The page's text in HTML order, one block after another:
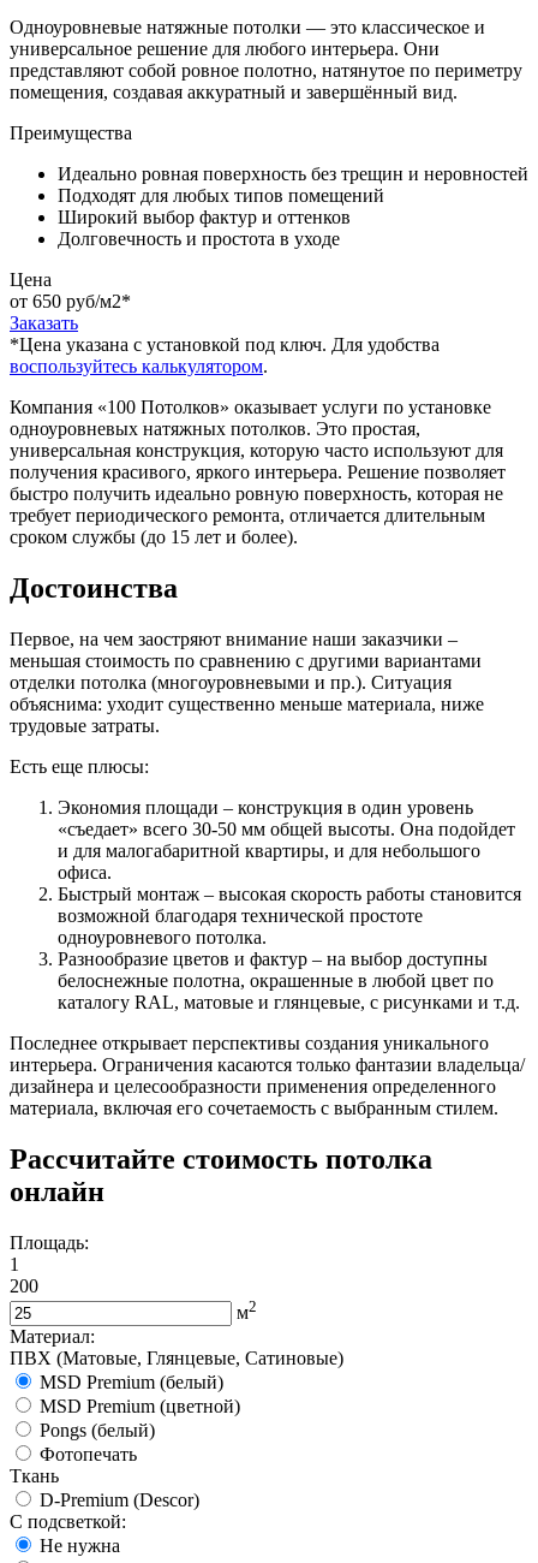
Одноуровневые натяжные потолки — это классическое и
универсальное решение для любого интерьера. Они
представляют собой ровное полотно, натянутое по периметру
помещения, создавая аккуратный и завершённый вид.
Преимущества
Идеально ровная поверхность без трещин и неровностей
Подходят для любых типов помещений
Широкий выбор фактур и оттенков
Долговечность и простота в уходе
Цена
от 650 руб/м2*
Заказать
*Цена указана c установкой под ключ. Для удобства
воспользуйтесь калькулятором.
Компания «100 Потолков» оказывает услуги по установке
одноуровневых натяжных потолков. Это простая,
универсальная конструкция, которую часто используют для
получения красивого, яркого интерьера. Решение позволяет
быстро получить идеально ровную поверхность, которая не
требует периодического ремонта, отличается длительным
сроком службы (до 15 лет и более).
Достоинства
Первое, на чем заостряют внимание наши заказчики –
меньшая стоимость по сравнению с другими вариантами
отделки потолка (многоуровневыми и пр.). Ситуация
объяснима: уходит существенно меньше материала, ниже
трудовые затраты.
Есть еще плюсы:
Экономия площади – конструкция в один уровень
«съедает» всего 30-50 мм общей высоты. Она подойдет
и для малогабаритной квартиры, и для небольшого
офиса.
Быстрый монтаж – высокая скорость работы становится
возможной благодаря технической простоте
одноуровневого потолка.
Разнообразие цветов и фактур – на выбор доступны
белоснежные полотна, окрашенные в любой цвет по
каталогу RAL, матовые и глянцевые, с рисунками и т.д.
Последнее открывает перспективы создания уникального
интерьера. Ограничения касаются только фантазии владельца/
дизайнера и целесообразности применения определенного
материала, включая его сочетаемость с выбранным стилем.
Рассчитайте стоимость потолка
онлайн
Площадь:
1
200
м2
Материал:
ПВХ (Матовые, Глянцевые, Сатиновые)
MSD Premium (белый)
MSD Premium (цветной)
Pongs (белый)
Фотопечать
Ткань
D-Premium (Descor)
С подсветкой:
Не нужна